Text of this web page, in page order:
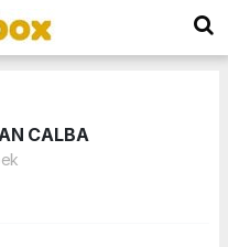
CALBA